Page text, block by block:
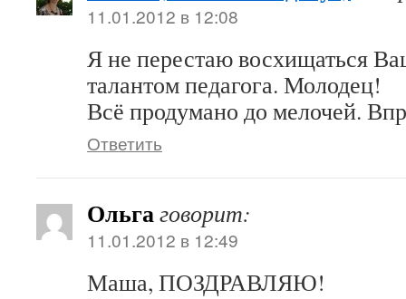
11.01.2012 в 12:08
Я не перестаю восхищаться
талантом педагога. Молодец!
Всё продумано до мелочей.
Ответить
Ольгаговорит:
11.01.2012 в 12:49
Маша, ПОЗДРАВЛЯЮ!